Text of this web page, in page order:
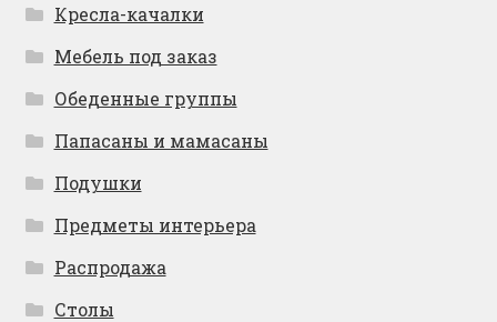
Кресла-качалки
Мебель под заказ
Обеденные группы
Папасаны и мамасаны
Подушки
Предметы интерьера
Распродажа
Столы